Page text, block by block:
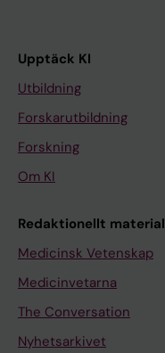
Upptäck KI
Utbildning
Forskarutbildning
Forskning
Om KI
Redaktionellt material
Medicinsk Vetenskap
Medicinvetarna
The Conversation
Nyhetsarkivet